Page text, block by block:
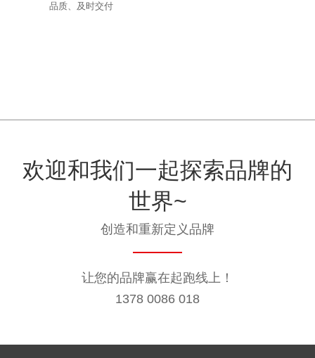
品质、及时交付
欢迎和我们一起探索品牌的
世界~
创造和重新定义品牌
让您的品牌赢在起跑线上！
1378 0086 018